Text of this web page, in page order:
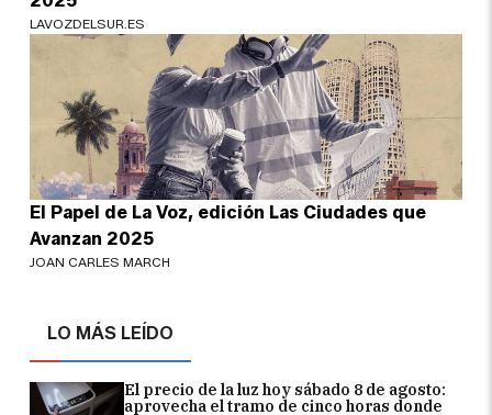
LO MÁS LEÍDO
El precio de la luz hoy sábado 8 de agosto:
aprovecha el tramo de cinco horas donde
LAVOZDELSUR.ES
El Papel de La Voz, edición Las Ciudades que
Avanzan 2025
JOAN CARLES MARCH